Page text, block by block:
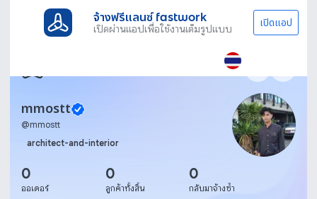
จ้างฟรีแลนซ์ fastwork
เปิดผ่านแอปเพื่อใช้งานเต็มรูปแบบ เปิดแอป
mmostt
@mmostt
architect-and-interior
0
ออเดอร์
0
ลูกค้าทั้งสิ้น
0
กลับมาจ้างซ้ำ